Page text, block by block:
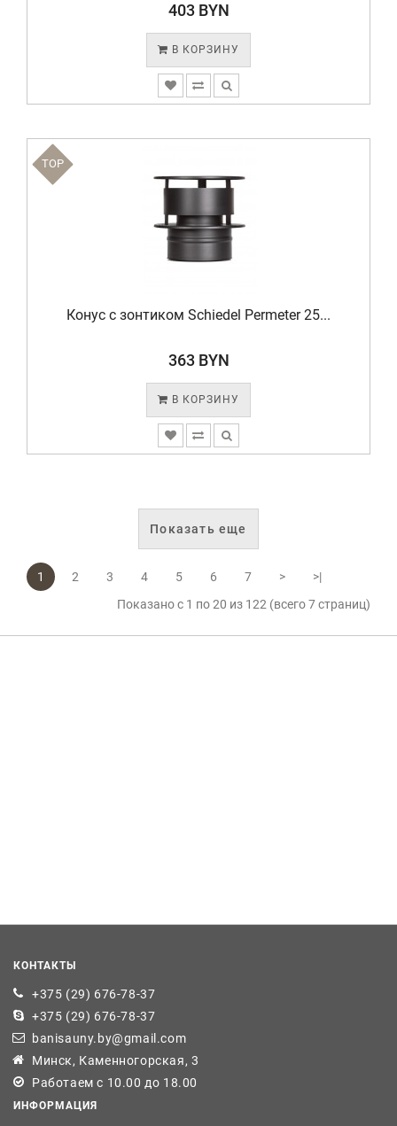
403 BYN
В КОРЗИНУ
TOP
Конус с зонтиком Schiedel Permeter 25...
363 BYN
В КОРЗИНУ
Показать еще
1 2 3 4 5 6 7 >
>|
Показано с 1 по 20 из 122 (всего 7 страниц)
КОНТАКТЫ
+375 (29) 676-78-37
+375 (29) 676-78-37
banisauny.by@gmail.com
Минск, Каменногорская, 3
Работаем с 10.00 до 18.00
ИНФОРМАЦИЯ